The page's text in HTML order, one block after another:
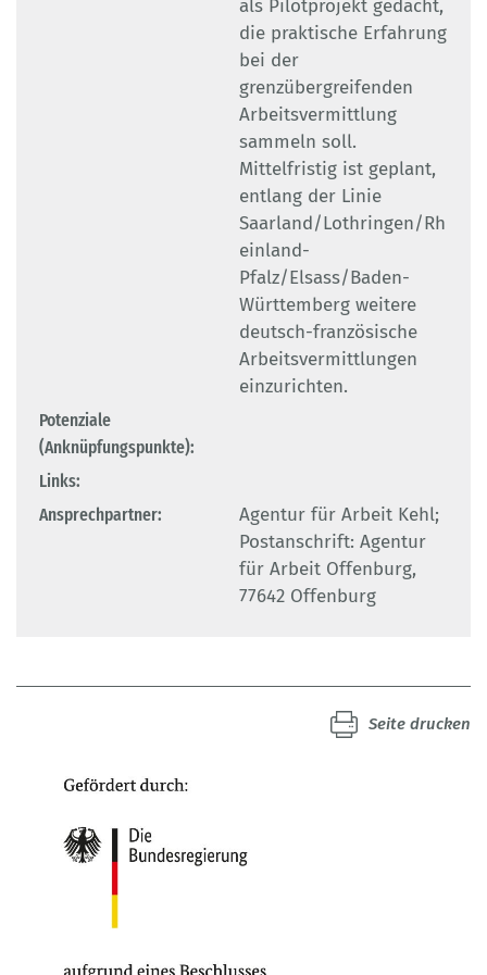
als Pilotprojekt gedacht,
die praktische Erfahrung
bei der
grenzübergreifenden
Arbeitsvermittlung
sammeln soll.
Mittelfristig ist geplant,
entlang der Linie
Saarland/Lothringen/Rh
einland-
Pfalz/Elsass/Baden-
Württemberg weitere
deutsch-französische
Arbeitsvermittlungen
einzurichten.
Potenziale
(Anknüpfungspunkte):
Links:
Ansprechpartner:
Agentur für Arbeit Kehl;
Postanschrift: Agentur
für Arbeit Offenburg,
77642 Offenburg
Seite drucken